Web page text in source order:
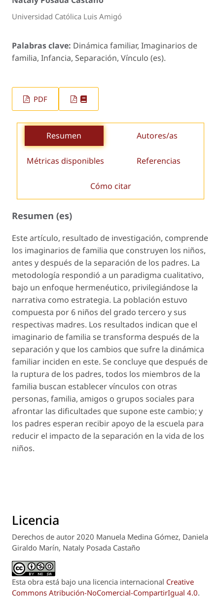
Universidad Católica Luis Amigó
Palabras clave: Dinámica familiar, Imaginarios de
familia, Infancia, Separación, Vínculo (es).
PDF
Resumen Autores/as
Métricas disponibles Referencias
Cómo citar
Resumen (es)
Este artículo, resultado de investigación, comprende
los imaginarios de familia que construyen los niños,
antes y después de la separación de los padres. La
metodología respondió a un paradigma cualitativo,
bajo un enfoque hermenéutico, privilegiándose la
narrativa como estrategia. La población estuvo
compuesta por 6 niños del grado tercero y sus
respectivas madres. Los resultados indican que el
imaginario de familia se transforma después de la
separación y que los cambios que sufre la dinámica
familiar inciden en este. Se concluye que después de
la ruptura de los padres, todos los miembros de la
familia buscan establecer vínculos con otras
personas, familia, amigos o grupos sociales para
afrontar las dificultades que supone este cambio; y
los padres esperan recibir apoyo de la escuela para
reducir el impacto de la separación en la vida de los
niños.
Licencia
Derechos de autor 2020 Manuela Medina Gómez, Daniela
Giraldo Marín, Nataly Posada Castaño
Esta obra está bajo una licencia internacional Creative
Commons Atribución-NoComercial-CompartirIgual 4.0.